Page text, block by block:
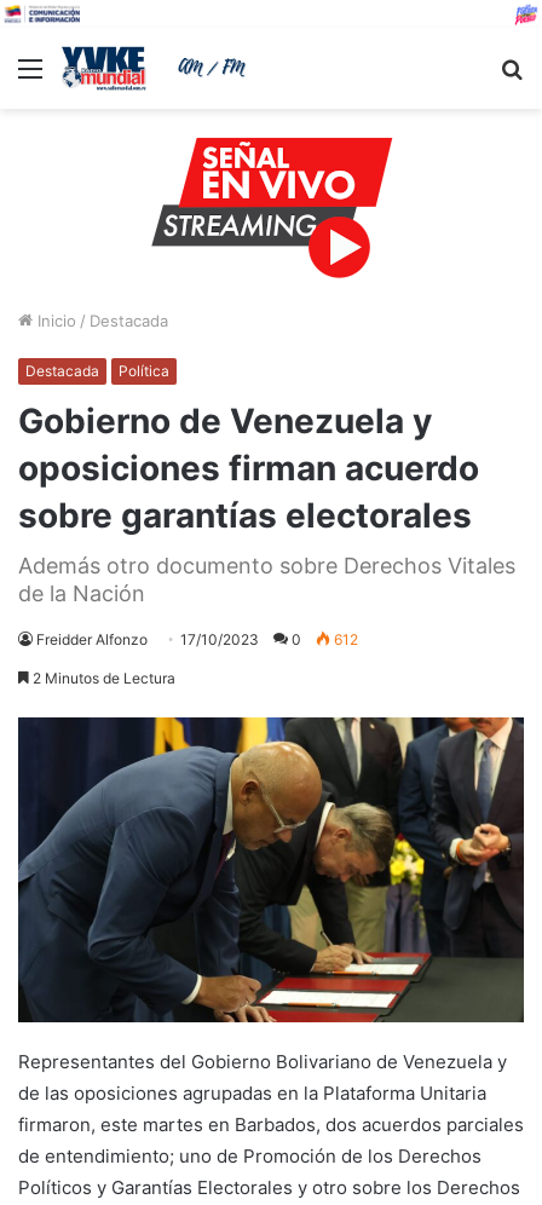
Menu
Inicio / Destacada
Destacada Política
Gobierno de Venezuela y
oposiciones firman acuerdo
sobre garantías electorales
Además otro documento sobre Derechos Vitales
de la Nación
Freidder Alfonzo 17/10/2023 0 612
2 Minutos de Lectura
Representantes del Gobierno Bolivariano de Venezuela y
de las oposiciones agrupadas en la Plataforma Unitaria
firmaron, este martes en Barbados, dos acuerdos parciales
de entendimiento; uno de Promoción de los Derechos
Políticos y Garantías Electorales y otro sobre los Derechos